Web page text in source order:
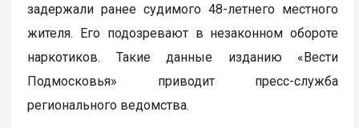
задержали ранее судимого 48-летнего местного
жителя. Его подозревают в незаконном обороте
наркотиков. Такие данные изданию «Вести
Подмосковья» приводит пресс-служба
регионального ведомства.